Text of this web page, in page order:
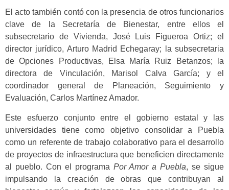
El acto también contó con la presencia de otros funcionarios
clave de la Secretaría de Bienestar, entre ellos el
subsecretario de Vivienda, José Luis Figueroa Ortiz; el
director jurídico, Arturo Madrid Echegaray; la subsecretaria
de Opciones Productivas, Elsa María Ruiz Betanzos; la
directora de Vinculación, Marisol Calva García; y el
coordinador general de Planeación, Seguimiento y
Evaluación, Carlos Martínez Amador.
Este esfuerzo conjunto entre el gobierno estatal y las
universidades tiene como objetivo consolidar a Puebla
como un referente de trabajo colaborativo para el desarrollo
de proyectos de infraestructura que beneficien directamente
al pueblo. Con el programa Por Amor a Puebla, se sigue
impulsando la creación de obras que contribuyan al